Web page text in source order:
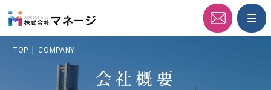
ABOUT
TOP │COMPANY
会社概要